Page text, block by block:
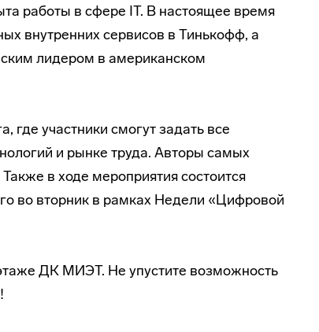
работы в сфере IT. В настоящее время
внутренних сервисов в Тинькофф, а
лидером в американском
где участники смогут задать все
и рынке труда. Авторы самых
в ходе мероприятия состоится
во вторник в рамках Недели «Цифровой
ДК МИЭТ. Не упустите возможность